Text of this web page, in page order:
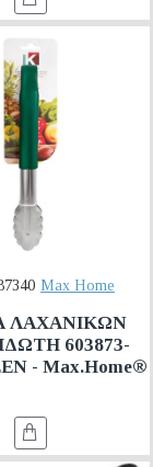
Max Home
ΛΑΧΑΝΙΚΩΝ
603873-
- Max.Home®